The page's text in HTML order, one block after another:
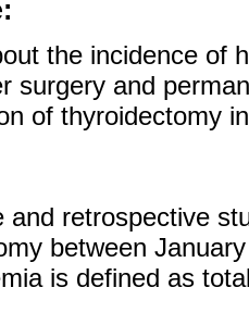
the incidence of
surgery and
of thyroidectomy
and retrospective
between
is defined as